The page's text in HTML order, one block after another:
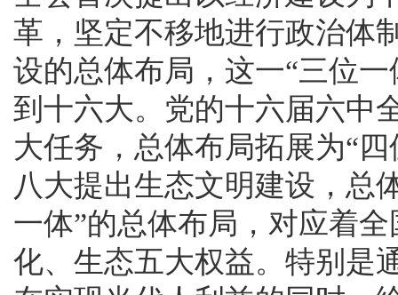
革，坚定不移地进行政治体
设的总体布局，这一“三位
到十六大。党的十六届六中
大任务，总体布局拓展为“
八大提出生态文明建设，总
一体”的总体布局，对应着
化、生态五大权益。特别是